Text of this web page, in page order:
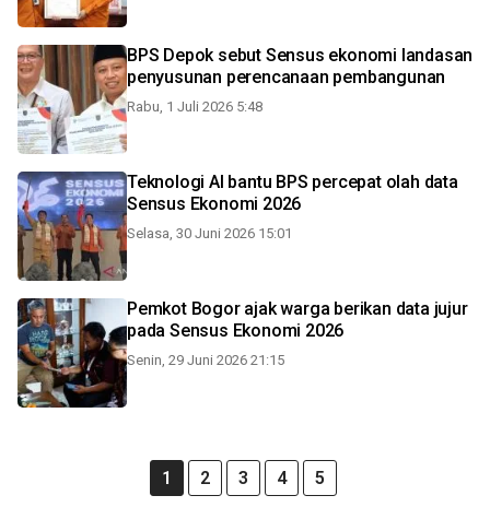
BPS Depok sebut Sensus ekonomi landasan
penyusunan perencanaan pembangunan
Rabu, 1 Juli 2026 5:48
Teknologi AI bantu BPS percepat olah data
Sensus Ekonomi 2026
Selasa, 30 Juni 2026 15:01
Pemkot Bogor ajak warga berikan data jujur
pada Sensus Ekonomi 2026
Senin, 29 Juni 2026 21:15
1 2 3 4 5